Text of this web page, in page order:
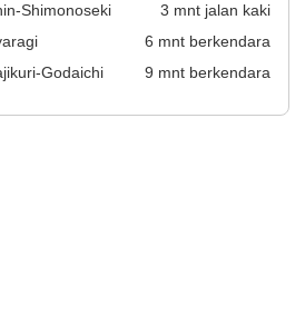
Shimonoseki 3 mnt jalan kaki
6 mnt berkendara
Godaichi
9 mnt berkendara